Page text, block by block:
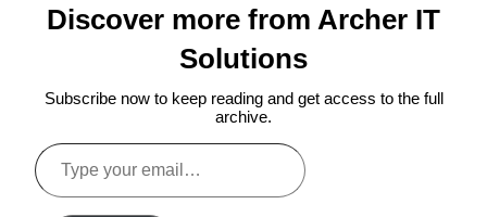
Discover more from Archer IT
Solutions
Subscribe now to keep reading and get access to the full
archive.
Type
your
email…